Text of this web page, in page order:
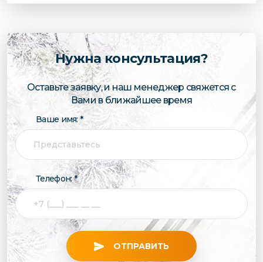
Нужна консультация?
Оставьте заявку, и наш менеджер свяжется с
Вами в ближайшее время
Ваше имя: *
Телефон: *
ОТПРАВИТЬ